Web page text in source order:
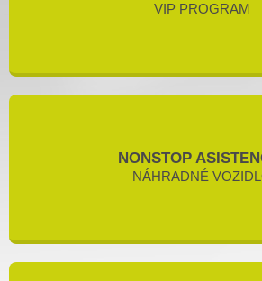
VIP PROGRAM
NONSTOP
NÁHRADNÉ